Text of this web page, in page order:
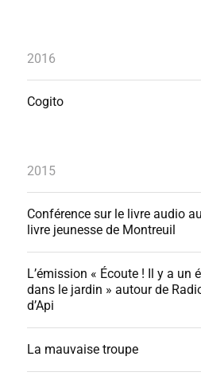
2016
Cogito
2015
Conférence sur le livre audio
livre jeunesse de Montreuil
L’émission « Écoute ! Il y a un
dans le jardin » autour de
d’Api
La mauvaise troupe